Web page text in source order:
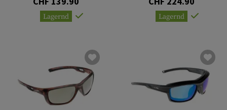
Lagernd Lagernd